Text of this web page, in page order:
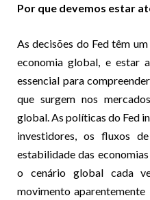
Por que devemos estar
As decisões do Fed têm
economia global, e estar
essencial para
que surgem nos
global. As políticas do Fed
investidores, os fluxos
estabilidade das
o cenário global cada
movimento